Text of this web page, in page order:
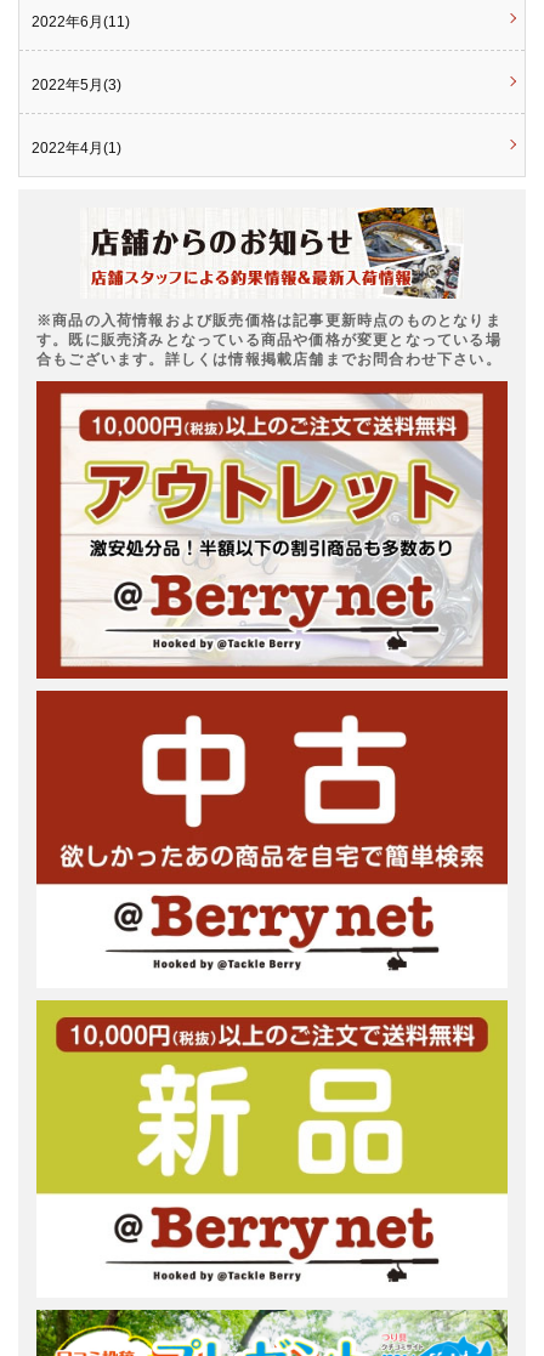
2022年6月(11)
2022年5月(3)
2022年4月(1)
※商品の入荷情報および販売価格は記事更新時点のものとなりま
す。既に販売済みとなっている商品や価格が変更となっている場
合もございます。詳しくは情報掲載店舗までお問合わせ下さい。